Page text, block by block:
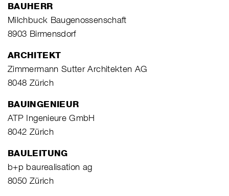
BAUHERR
Milchbuck Baugenossenschaft
8903 Birmensdorf
ARCHITEKT
Zimmermann Sutter Architekten AG
8048 Zürich
BAUINGENIEUR
ATP Ingenieure GmbH
8042 Zürich
BAULEITUNG
b+p baurealisation ag
8050 Zürich